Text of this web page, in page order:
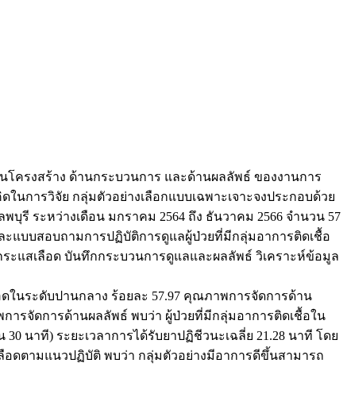
ครงสร้าง ด้านกระบวนการ และด้านผลลัพธ์ ของงานการ
การวิจัย กลุ่มตัวอย่างเลือกแบบเฉพาะเจาะจงประกอบด้วย
รี ระหว่างเดือน มกราคม 2564 ถึง ธันวาคม 2566 จำนวน 57
ะแบบสอบถามการปฏิบัติการดูแลผู้ป่วยที่มีกลุ่มอาการติดเชื้อ
ะแสเลือด บันทึกกระบวนการดูแลและผลลัพธ์ วิเคราะห์ข้อมูล
นระดับปานกลาง ร้อยละ 57.97 คุณภาพการจัดการด้าน
ารจัดการด้านผลลัพธ์ พบว่า ผู้ป่วยที่มีกลุ่มอาการติดเชื้อใน
30 นาที) ระยะเวลาการได้รับยาปฏิชีวนะเฉลี่ย 21.28 นาที โดย
อดตามแนวปฏิบัติ พบว่า กลุ่มตัวอย่างมีอาการดีขึ้นสามารถ